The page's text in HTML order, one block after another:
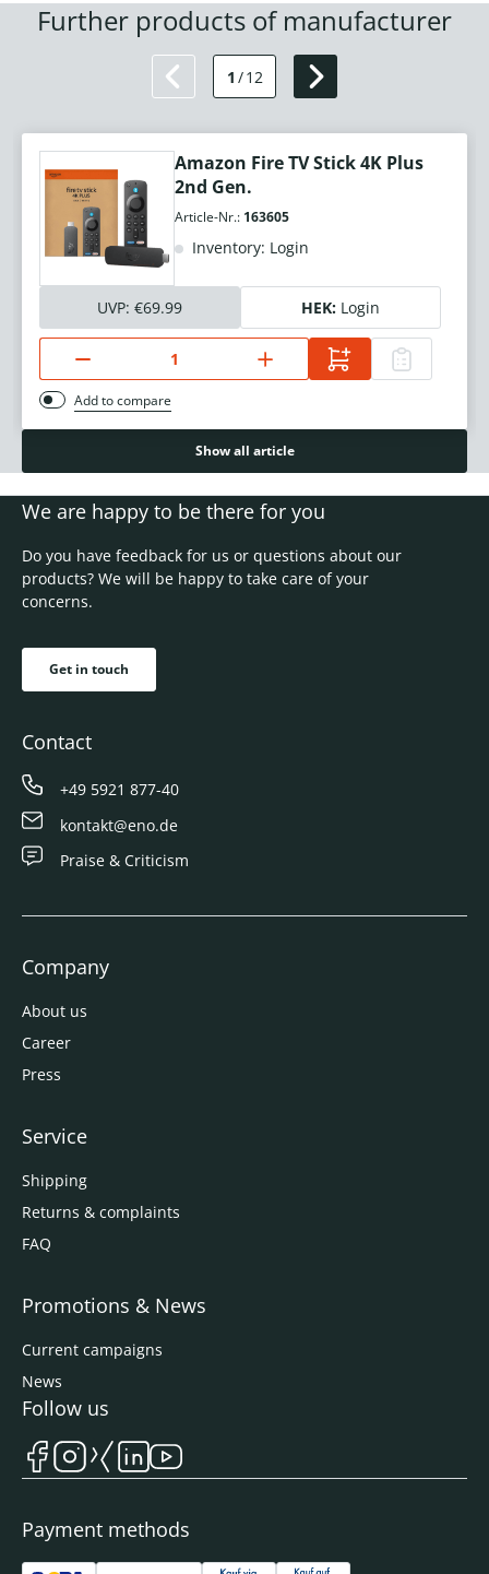
Further products of manufacturer
1 /12
Amazon Fire TV Stick 4K Plus
2nd Gen.
Article-Nr.: 163605
Inventory: Login
UVP: €69.99 HEK: Login
Add to compare
Show all article
We are happy to be there for you
Do you have feedback for us or questions about our
products? We will be happy to take care of your
concerns.
Get in touch
Contact
+49 5921 877-40
kontakt@eno.de
Praise & Criticism
Company
About us
Career
Press
Service
Shipping
Returns & complaints
FAQ
Promotions & News
Current campaigns
News
Payment methods
Follow us